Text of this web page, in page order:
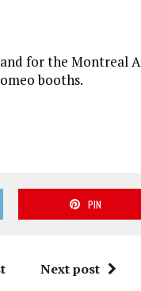
for the Montreal
booths.
PIN
Next post